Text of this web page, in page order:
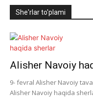
She'rlar to'plami
Alisher Navoiy
9- fevral Alisher Navoiy
Alisher Navoiy haqida